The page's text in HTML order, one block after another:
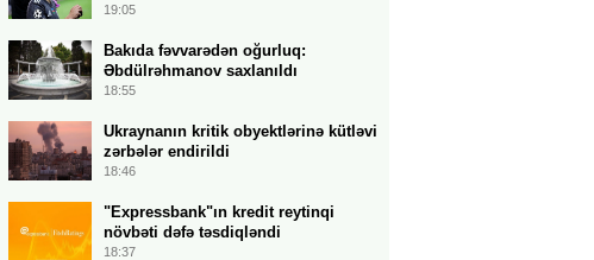
19:05
Bakıda fəvvarədən oğurluq:
Əbdülrəhmanov saxlanıldı
18:55
Ukraynanın kritik obyektlərinə kütləvi
zərbələr endirildi
18:46
"Expressbank"ın kredit reytinqi
növbəti dəfə təsdiqləndi
18:37